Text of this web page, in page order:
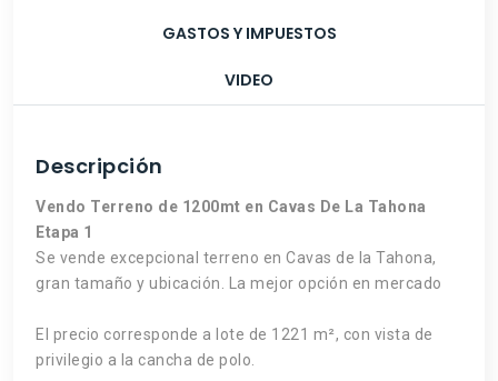
GASTOS Y IMPUESTOS
VIDEO
Descripción
Vendo Terreno de 1200mt en Cavas De La Tahona
Etapa 1
Se vende excepcional terreno en Cavas de la Tahona,
gran tamaño y ubicación. La mejor opción en mercado
El precio corresponde a lote de 1221 m², con vista de
privilegio a la cancha de polo.